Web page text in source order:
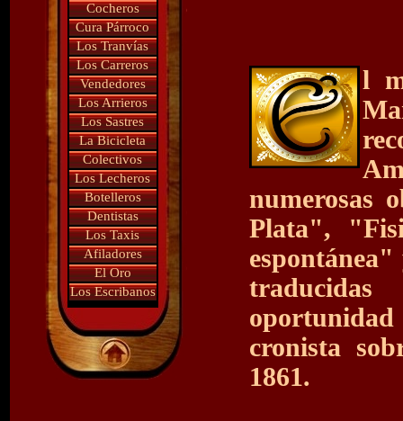
Cocheros
Cura Párroco
Los Tranvías
Los Carreros
Vendedores
Los Arrieros
Los Sastres
La Bicicleta
Colectivos
Los Lecheros
Botelleros
Dentistas
Los Taxis
Afiladores
El Oro
Los Escribanos
l
numerosas
Plata",
oportunidad
cronista
1861.